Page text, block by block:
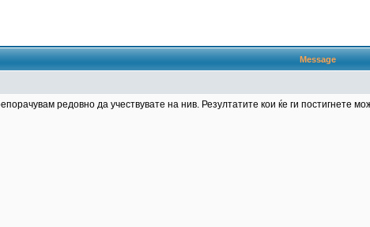
Message
редовно да учествувате на нив. Резултатите кои ќе ги постигнете